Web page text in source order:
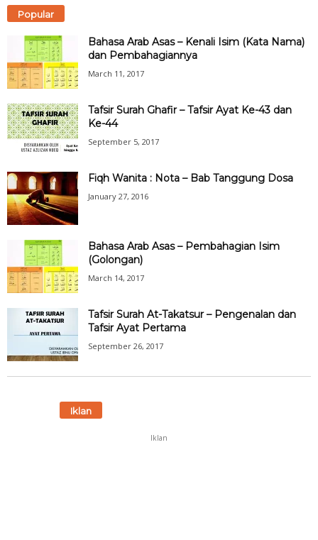
Popular
Bahasa Arab Asas – Kenali Isim (Kata Nama)
dan Pembahagiannya
March 11, 2017
Tafsir Surah Ghafir – Tafsir Ayat Ke-43 dan
Ke-44
September 5, 2017
Fiqh Wanita : Nota – Bab Tanggung Dosa
January 27, 2016
Bahasa Arab Asas – Pembahagian Isim
(Golongan)
March 14, 2017
Tafsir Surah At-Takatsur – Pengenalan dan
Tafsir Ayat Pertama
September 26, 2017
Iklan
Iklan